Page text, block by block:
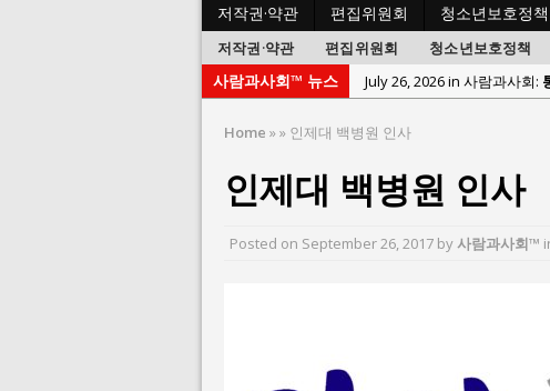
저작권·약관 편집위원회 청소년보호정책
저작권·약관 편집위원회 청소년보호정책
사람과사회™ 뉴스 July 23, 2026 in 사람과사회:
June 22, 2026 in 사람과사회:
June 8, 2026 in 사람과사회:
June 2, 2026 in 사람과사회:
July 26, 2026 in 사람과사회:
Home »» 인제대 백병원 인사
인제대 백병원 인사
Posted on September 26, 2017 by사람과사회™